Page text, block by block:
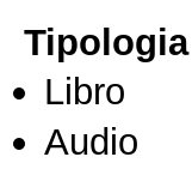
Libro
Audio